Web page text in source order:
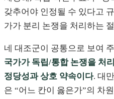
갖추어야 인정될 수 있다고
가가 분리 논쟁을 처리하는
네 대조군이 공통으로 보여
국가가 독립/통합 논쟁을 처
정당성과 상호 약속이다. 대
은 “어느 칸이 옳은가”의 차